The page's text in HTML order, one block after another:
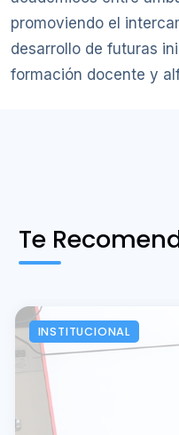
promoviendo el
desarrollo de futuras
formación docente y
Te
INSTITUCIONAL